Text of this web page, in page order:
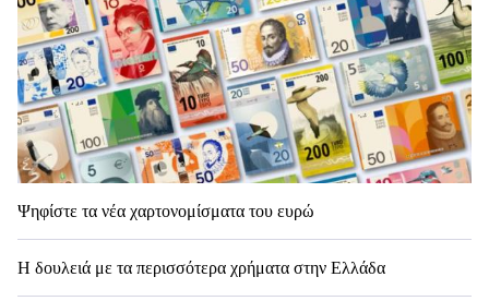
Ψηφίστε τα νέα χαρτονομίσματα του ευρώ
Η δουλειά με τα περισσότερα χρήματα στην Ελλάδα